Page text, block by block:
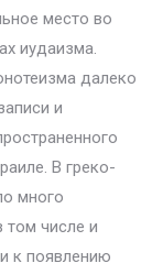
место во
иудаизма.
далеко
и
В греко-
много
том числе и
к появлению